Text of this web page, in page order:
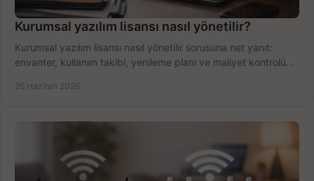
Kurumsal yazılım lisansı nasıl yönetilir?
Kurumsal yazılım lisansı nasıl yönetilir sorusuna net yanıt:
envanter, kullanım takibi, yenileme planı ve maliyet kontrolü
26 Haziran 2026